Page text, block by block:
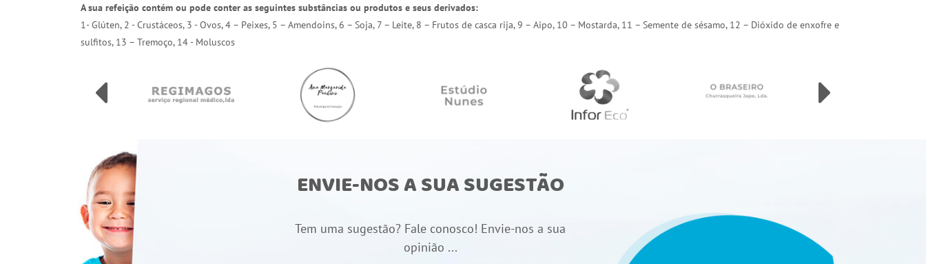
A sua refeição contém ou pode conter as seguintes substâncias ou produtos e seus derivados:
1- Glúten, 2 - Crustáceos, 3 - Ovos, 4 – Peixes, 5 – Amendoins, 6 – Soja, 7 – Leite, 8 – Frutos de casca rija, 9 – Aipo, 10 – Mostarda, 11 – Semente de sésamo, 12 – Dióxido de enxofre e
sulfitos, 13 – Tremoço, 14 - Moluscos
ENVIE-NOS A SUA SUGESTÃO
Tem uma sugestão? Fale conosco! Envie-nos a sua
opinião ...